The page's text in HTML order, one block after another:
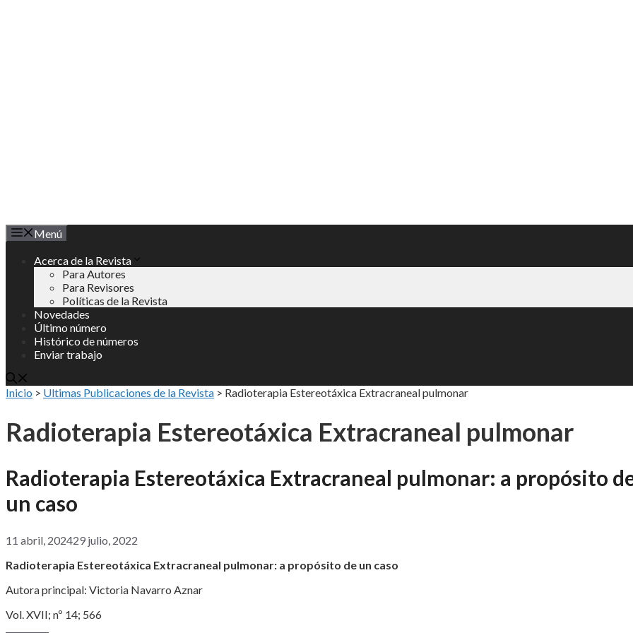
Menú
Acerca de la Revista
Para Autores
Para Revisores
Políticas de la Revista
Novedades
Último número
Histórico de números
Enviar trabajo
Inicio > Ultimas Publicaciones de la Revista > Radioterapia Estereotáxica Extracraneal pulmonar
Radioterapia Estereotáxica Extracraneal pulmonar
Radioterapia Estereotáxica Extracraneal pulmonar: a propósito
un caso
11 abril, 202429 julio, 2022
Radioterapia Estereotáxica Extracraneal pulmonar: a propósito de un caso
Autora principal: Victoria Navarro Aznar
Vol. XVII; nº 14; 566